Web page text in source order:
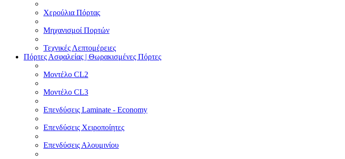
Χερούλια Πόρτας
Μηχανισμοί Πορτών
Τεχνικές Λεπτομέρειες
Πόρτες Ασφαλείας | Θωρακισμένες Πόρτες
Μοντέλο CL2
Μοντέλο CL3
Επενδύσεις Laminate - Economy
Επενδύσεις Χειροποίητες
Επενδύσεις Αλουμινίου